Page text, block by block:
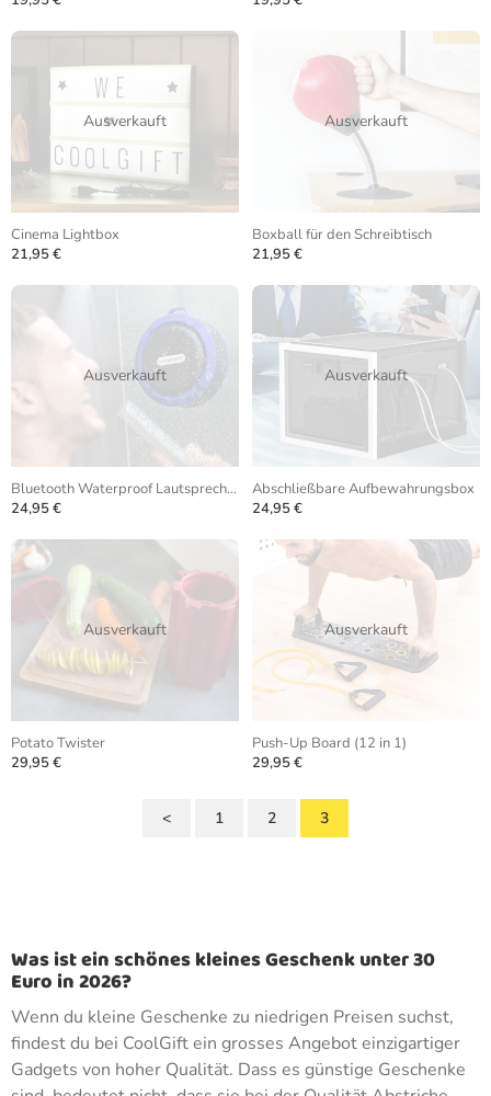
Ausverkauft
Cinema Lightbox
21,95 €
Ausverkauft
Boxball für den Schreibtisch
21,95 €
Ausverkauft
Bluetooth Waterproof Lautsprecher
24,95 €
Ausverkauft
Abschließbare Aufbewahrungsbox
24,95 €
Ausverkauft
Potato Twister
29,95 €
Ausverkauft
Push-Up Board (12 in 1)
29,95 €
< 1 2 3
Was ist ein schönes kleines Geschenk unter 30
Euro in 2026?
Wenn du kleine Geschenke zu niedrigen Preisen suchst,
findest du bei CoolGift ein grosses Angebot einzigartiger
Gadgets von hoher Qualität. Dass es günstige Geschenke